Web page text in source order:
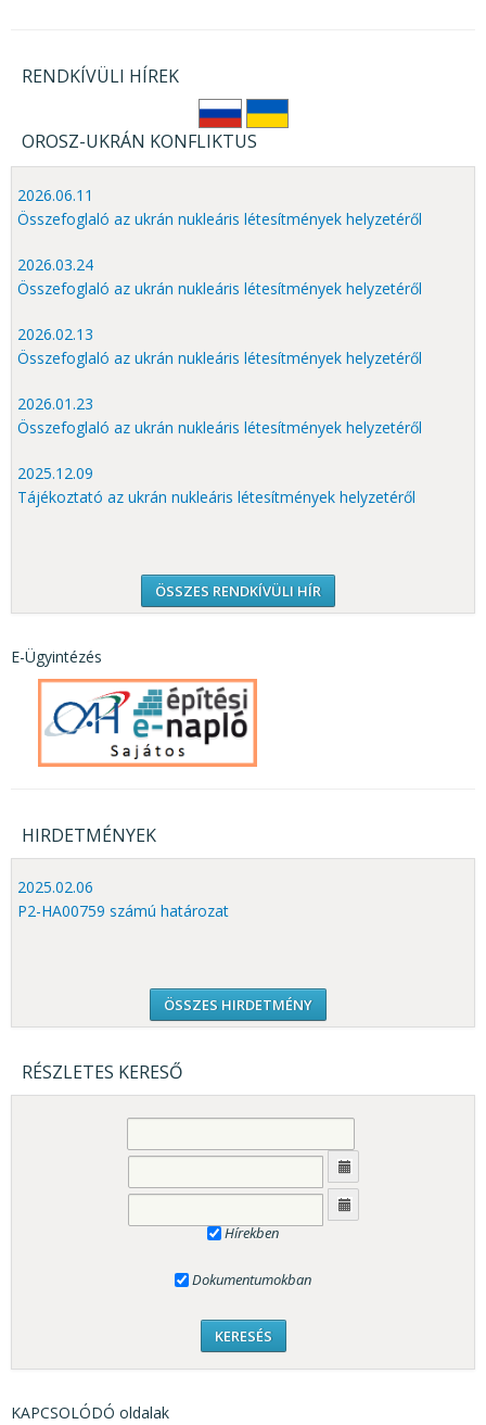
RENDKÍVÜLI HÍREK
OROSZ-UKRÁN KONFLIKTUS
2026.06.11
Összefoglaló az ukrán nukleáris létesítmények helyzetéről
2026.03.24
Összefoglaló az ukrán nukleáris létesítmények helyzetéről
2026.02.13
Összefoglaló az ukrán nukleáris létesítmények helyzetéről
2026.01.23
Összefoglaló az ukrán nukleáris létesítmények helyzetéről
2025.12.09
Tájékoztató az ukrán nukleáris létesítmények helyzetéről
ÖSSZES RENDKÍVÜLI HÍR
E-Ügyintézés
HIRDETMÉNYEK
2025.02.06
P2-HA00759 számú határozat
ÖSSZES HIRDETMÉNY
RÉSZLETES KERESŐ
Hírekben
Dokumentumokban
KAPCSOLÓDÓ oldalak